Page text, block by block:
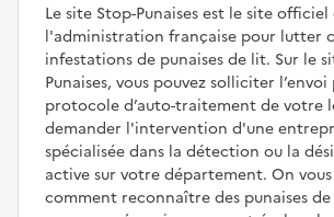
Le site Stop-Punaises est le site officiel
l'administration française pour lutter
infestations de punaises de lit. Sur le
Punaises, vous pouvez solliciter l’envoi
protocole d’auto-traitement de votre
demander l'intervention d'une
spécialisée dans la détection ou la
active sur votre département. On vous
comment reconnaître des punaises